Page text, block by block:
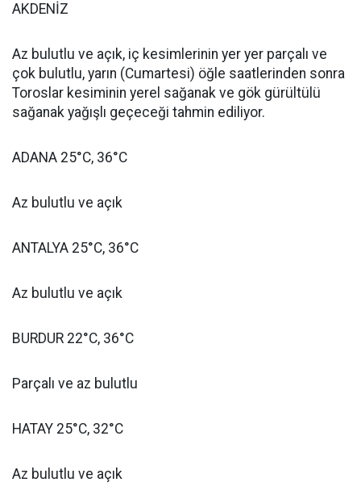
AKDENİZ
Az bulutlu ve açık, iç kesimlerinin yer yer parçalı ve
çok bulutlu, yarın (Cumartesi) öğle saatlerinden sonra
Toroslar kesiminin yerel sağanak ve gök gürültülü
sağanak yağışlı geçeceği tahmin ediliyor.
ADANA 25°C, 36°C
Az bulutlu ve açık
ANTALYA 25°C, 36°C
Az bulutlu ve açık
BURDUR 22°C, 36°C
Parçalı ve az bulutlu
HATAY 25°C, 32°C
Az bulutlu ve açık